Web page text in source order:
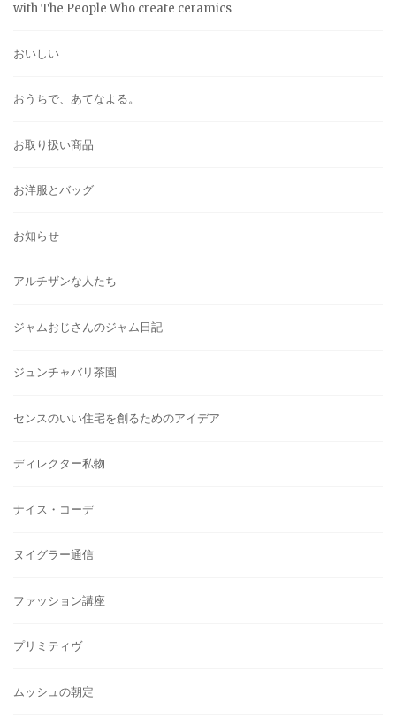
with The People Who create ceramics
おいしい
おうちで、あてなよる。
お取り扱い商品
お洋服とバッグ
お知らせ
アルチザンな人たち
ジャムおじさんのジャム日記
ジュンチャバリ茶園
センスのいい住宅を創るためのアイデア
ディレクター私物
ナイス・コーデ
ヌイグラー通信
ファッション講座
プリミティヴ
ムッシュの朝定